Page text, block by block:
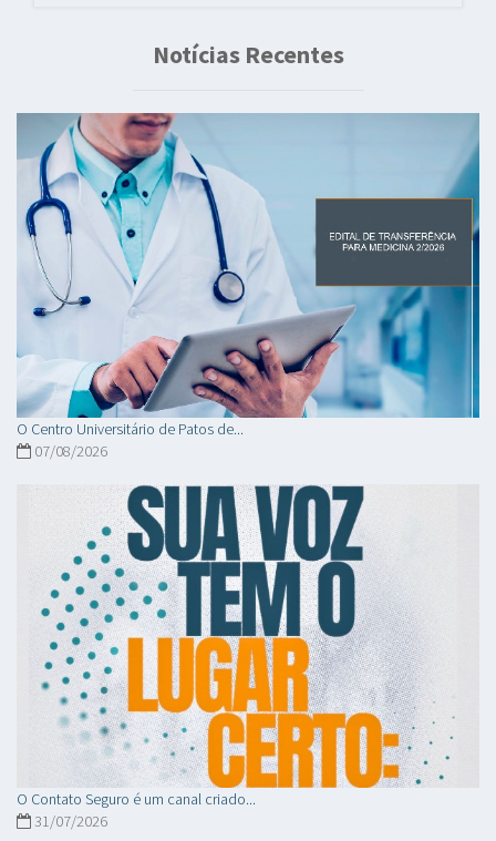
Notícias Recentes
O Centro Universitário de Patos de...
07/08/2026
O Contato Seguro é um canal criado...
31/07/2026